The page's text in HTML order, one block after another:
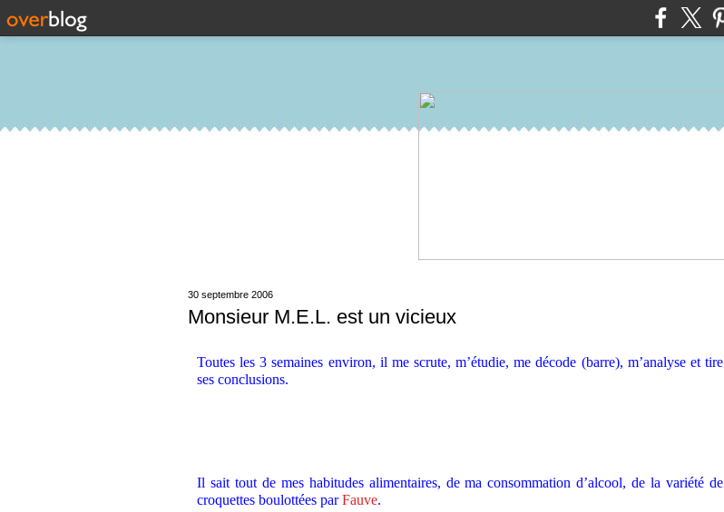
30 septembre 2006
Monsieur M.E.L. est un vicieux
Toutes les 3 semaines environ, il me scrute, m’étudie, me décode (barre), m’analyse et tire
ses conclusions.
Il sait tout de mes habitudes alimentaires, de ma consommation d’alcool, de la variété de
croquettes boulottées parFauve.